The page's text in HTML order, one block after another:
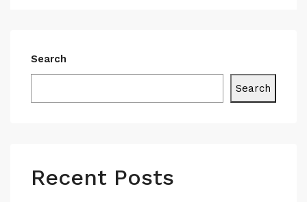
Search
Search
Recent Posts